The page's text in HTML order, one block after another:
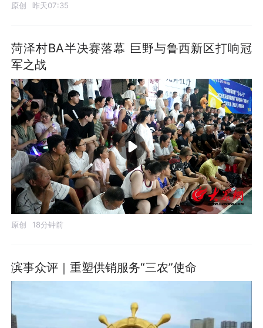
原创 昨天07:35
菏泽村BA半决赛落幕 巨野与鲁西新区打响冠
军之战
原创 18分钟前
滨事众评｜重塑供销服务“三农”使命